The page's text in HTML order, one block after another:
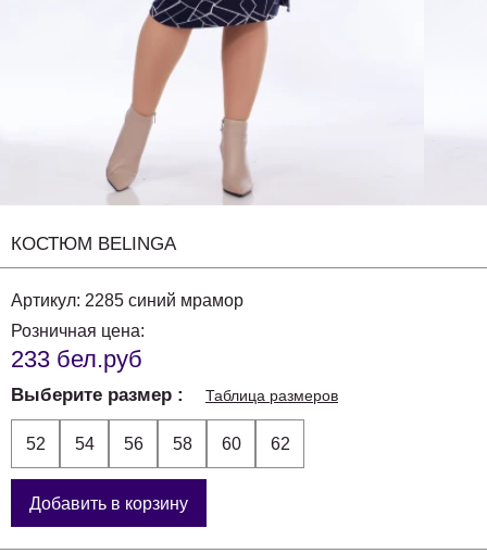
КОСТЮМ BELINGA
Артикул: 2285 синий мрамор
Розничная цена:
233 бел.руб
Выберите размер Таблица размеров
52 54 56 58 60 62
Добавить в корзину